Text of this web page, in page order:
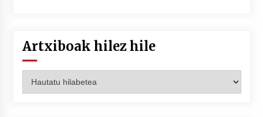
Artxiboak hilez hile
hilez